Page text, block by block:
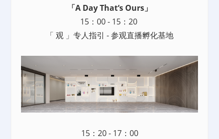
「A Day That‘s Ours」
15：00 - 15：20
「 观 」专人指引 - 参观直播孵化基地
15：20 - 17：00